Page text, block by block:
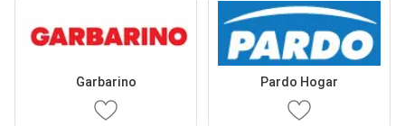
Garbarino Pardo Hogar